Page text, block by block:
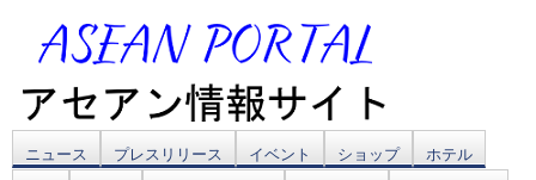
コ
ニュース プレスリリース イベント ショップ
ホテル